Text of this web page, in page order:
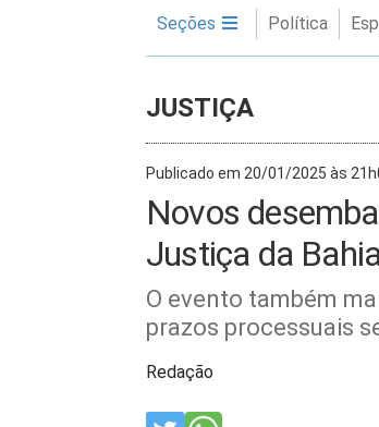
Seções Política
JUSTIÇA
Publicado em 20/01/2025 às
Novos
Justiça da
O evento também
prazos processuais
Redação